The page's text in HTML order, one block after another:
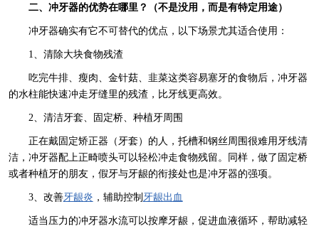
二、冲牙器的优势在哪里？（不是没用，而是有特定用途）
冲牙器确实有它不可替代的优点，以下场景尤其适合使用：
1、清除大块食物残渣
吃完牛排、瘦肉、金针菇、韭菜这类容易塞牙的食物后，冲牙器
的水柱能快速冲走牙缝里的残渣，比牙线更高效。
2、清洁牙套、固定桥、种植牙周围
正在戴固定矫正器（牙套）的人，托槽和钢丝周围很难用牙线清
洁，冲牙器配上正畸喷头可以轻松冲走食物残留。同样，做了固定桥
或者种植牙的朋友，假牙与牙龈的衔接处也是冲牙器的强项。
3、改善牙龈炎 ，辅助控制 牙龈出血
适当压力的冲牙器水流可以按摩牙龈，促进血液循环，帮助减轻